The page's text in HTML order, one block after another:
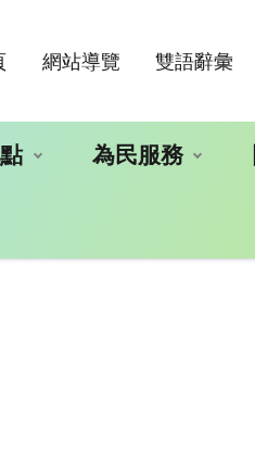
網站導覽 雙語辭彙
為民服務